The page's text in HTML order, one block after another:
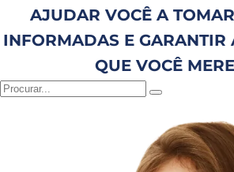
AJUDAR VOCÊ A
INFORMADAS E GARANTIR
QUE VOCÊ